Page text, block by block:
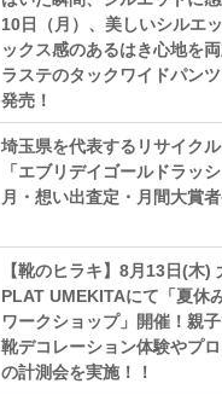
10日（月）、美しいシルエ
ックス感のあるはき心地を
ラステのタックワイドパン
発売！
埼玉県を代表するリサイク
「エブリデイゴールドラッ
月・想い出査定・月間大賞
【靴のヒラキ】8月13日(木)
PLAT UMEKITAにて「夏休
ワークショップ」開催！親
靴デコレーション体験やプ
の計測会を実施！！